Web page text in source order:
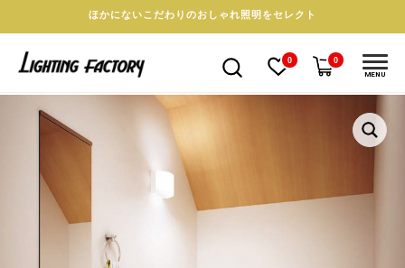
ほかにないこだわりのおしゃれ照明をセレクト
0 0
MENU